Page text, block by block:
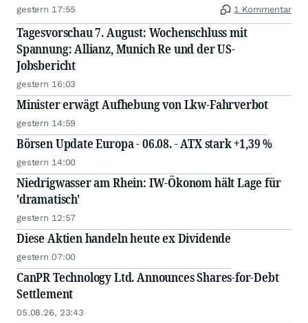
gestern 17:55 1 Kommentar
Tagesvorschau 7. August: Wochenschluss mit
Spannung: Allianz, Munich Re und der US-
Jobsbericht
gestern 16:03
Minister erwägt Aufhebung von Lkw-Fahrverbot
gestern 14:59
Börsen Update Europa - 06.08. - ATX stark +1,39 %
gestern 14:00
Niedrigwasser am Rhein: IW-Ökonom hält Lage für
'dramatisch'
gestern 12:57
Diese Aktien handeln heute ex Dividende
gestern 07:00
CanPR Technology Ltd. Announces Shares-for-Debt
Settlement
05.08.26, 23:43